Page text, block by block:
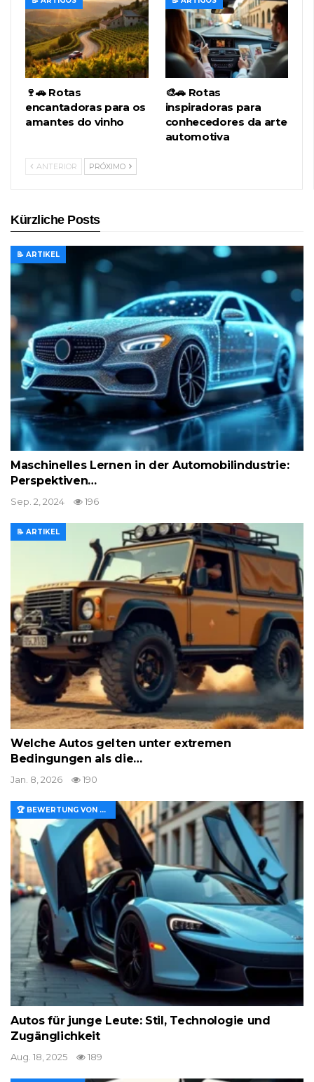
🍷🚗 Rotas
encantadoras para os
amantes do vinho
🎨🚗 Rotas
inspiradoras para
conhecedores da arte
automotiva
ANTERIOR PRÓXIMO
Kürzliche Posts
📝 ARTIKEL
Maschinelles Lernen in der Automobilindustrie:
Perspektiven…
Sep. 2, 2024 196
📝 ARTIKEL
Welche Autos gelten unter extremen
Bedingungen als die…
Jan. 8, 2026 190
🏆 BEWERTUNG VON MERKMALEN UND WERT
Autos für junge Leute: Stil, Technologie und
Zugänglichkeit
Aug. 18, 2025 189